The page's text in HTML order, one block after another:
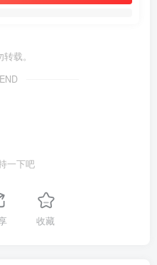
载。
一下吧
收藏